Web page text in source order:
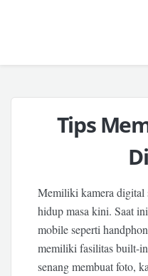
Tips
Memiliki kamera digital
hidup masa kini. Saat
mobile seperti
memiliki fasilitas built-
senang membuat foto,